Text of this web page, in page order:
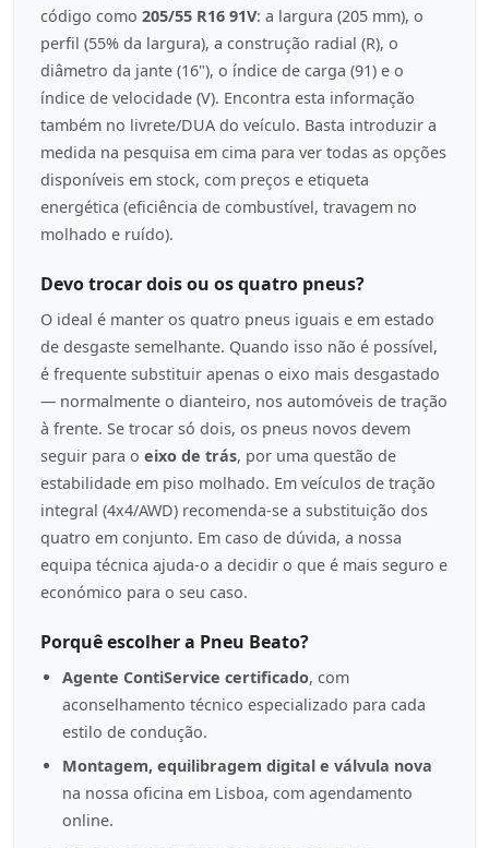
código como 205/55 R16 91V: a largura (205 mm), o
perfil (55% da largura), a construção radial (R), o
diâmetro da jante (16"), o índice de carga (91) e o
índice de velocidade (V). Encontra esta informação
também no livrete/DUA do veículo. Basta introduzir a
medida na pesquisa em cima para ver todas as opções
disponíveis em stock, com preços e etiqueta
energética (eficiência de combustível, travagem no
molhado e ruído).
Devo trocar dois ou os quatro pneus?
O ideal é manter os quatro pneus iguais e em estado
de desgaste semelhante. Quando isso não é possível,
é frequente substituir apenas o eixo mais desgastado
— normalmente o dianteiro, nos automóveis de tração
à frente. Se trocar só dois, os pneus novos devem
seguir para o eixo de trás, por uma questão de
estabilidade em piso molhado. Em veículos de tração
integral (4x4/AWD) recomenda-se a substituição dos
quatro em conjunto. Em caso de dúvida, a nossa
equipa técnica ajuda-o a decidir o que é mais seguro e
económico para o seu caso.
Porquê escolher a Pneu Beato?
Agente ContiService certificado, com
aconselhamento técnico especializado para cada
estilo de condução.
Montagem, equilibragem digital e válvula nova
na nossa oficina em Lisboa, com agendamento
online.